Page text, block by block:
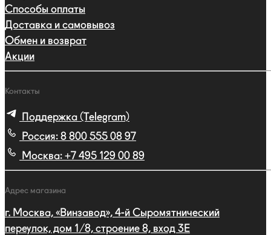
Способы оплаты
Доставка и самовывоз
Обмен и возврат
Акции
Контакты
Поддержка (Telegram)
Россия: 8 800 555 08 97
Москва: +7 495 129 00 89
Адрес магазина
г. Москва, «Винзавод», 4-й Сыромятнический
переулок, дом 1/8, строение 8, вход 3E